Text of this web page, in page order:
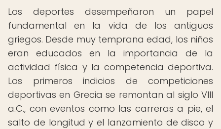
Los deportes desempeñaron un papel
fundamental en la vida de los antiguos
griegos. Desde muy temprana edad, los niños
eran educados en la importancia de la
actividad física y la competencia deportiva.
Los primeros indicios de competiciones
deportivas en Grecia se remontan al siglo VIII
a.C., con eventos como las carreras a pie, el
salto de longitud y el lanzamiento de disco y